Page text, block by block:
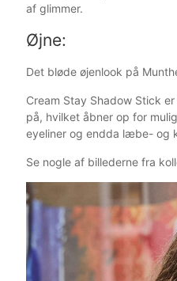
af glimmer.
Øjne:
Det bløde øjenlook på
Cream Stay Shadow Stick
på, hvilket åbner op for
eyeliner og endda læbe- og
Se nogle af billederne fra